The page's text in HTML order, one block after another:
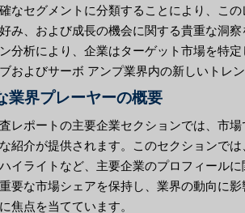
なセグメントに分類することにより、こ
み、および成長の機会に関する貴重な洞
分析により、企業はターゲット市場を特
およびサーボ アンプ業界内の新しいトレン
業界プレーヤーの概要
レポートの主要企業セクションでは、市
紹介が提供されます。このセクションで
イライトなど、主要企業のプロフィール
要な市場シェアを保持し、業界の動向に
焦点を当てています。